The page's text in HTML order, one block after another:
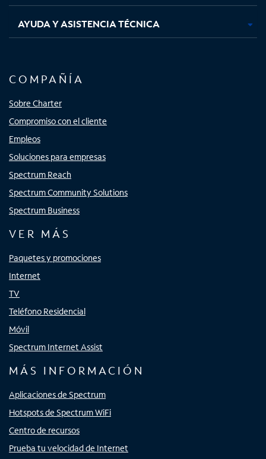
AYUDA Y ASISTENCIA TÉCNICA
COMPAÑÍA
Sobre Charter
Compromiso con el cliente
Empleos
Soluciones para empresas
Spectrum Reach
Spectrum Community Solutions
Spectrum Business
VER MÁS
Paquetes y promociones
Internet
TV
Teléfono Residencial
Móvil
Spectrum Internet Assist
MÁS INFORMACIÓN
Aplicaciones de Spectrum
Hotspots de Spectrum WiFi
Centro de recursos
Prueba tu velocidad de Internet